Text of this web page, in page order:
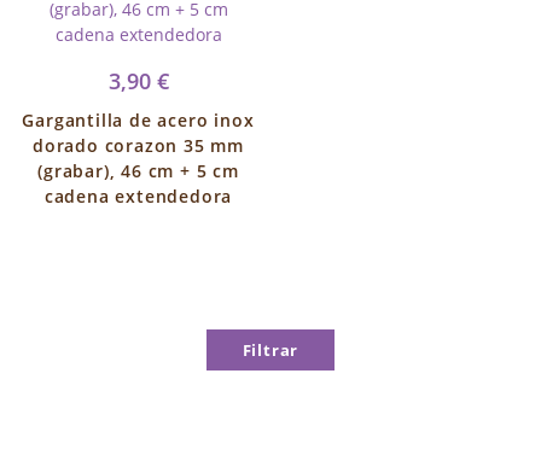
3,90 €
Gargantilla de acero inox
dorado corazon 35 mm
(grabar), 46 cm + 5 cm
cadena extendedora
Filtrar